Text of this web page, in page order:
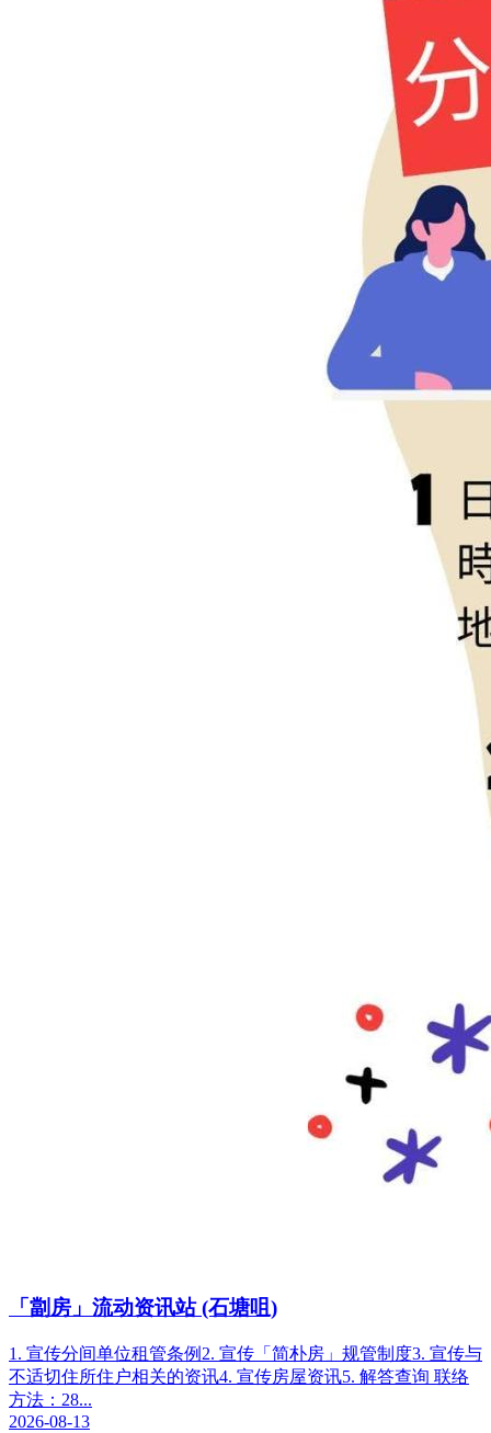
「劏房」流动资讯站 (石塘咀)
1. 宣传分间单位租管条例2. 宣传「简朴房」规管制度3. 宣传与
不适切住所住户相关的资讯4. 宣传房屋资讯5. 解答查询 联络
方法：28...
2026-08-13